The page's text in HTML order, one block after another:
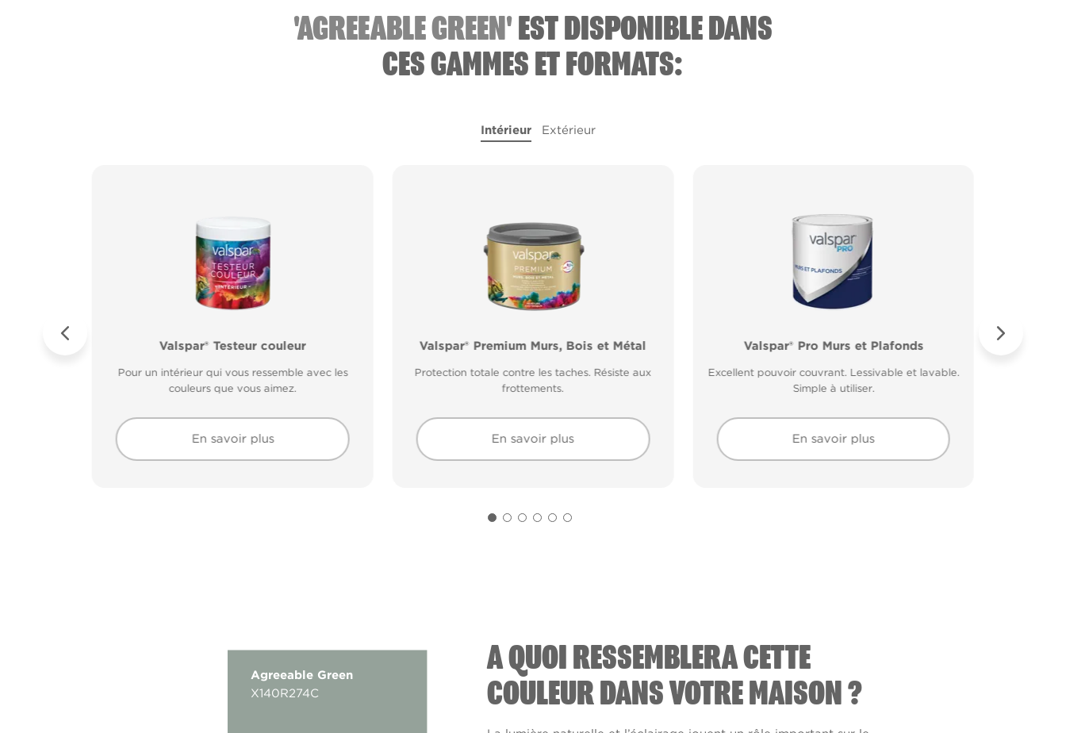
'AGREEABLE GREEN'EST DISPONIBLE DANS
CES GAMMES ET FORMATS:
Intérieur Extérieur
Valspar® Testeur couleur
Pour un intérieur qui vous ressemble avec les
couleurs que vous aimez.
En savoir plus
Valspar® Premium Murs, Bois et Métal
Protection totale contre les taches. Résiste aux
frottements.
En savoir plus
Valspar® Pro Murs et Plafonds
Excellent pouvoir couvrant. Lessivable et lavable.
Simple à utiliser.
En savoir plus
Valspar® Pro Extérieur Boiseries et Métal
Résiste aux fissures et à l’écaillage. Résiste aux
intempéries.
Valspar® Pro Peinture Façade Toutes
Application idéale entre 2°C et 15°C de
Valspar® Pro Peinture Façade
Microporeuse et respirante. Résiste à la pluie 30
minutes après application.
Agreeable Green
X140R274C
A QUOI RESSEMBLERA CETTE
COULEUR DANS VOTRE MAISON ?